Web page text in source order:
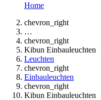
Home
chevron_right
…
chevron_right
Kibun Einbauleuchten
Leuchten
chevron_right
Einbauleuchten
chevron_right
Kibun Einbauleuchten